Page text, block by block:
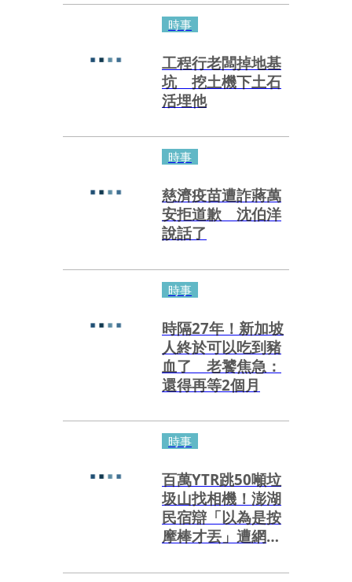
時事
工程行老闆掉地基
坑 挖土機下土石
活埋他
時事
慈濟疫苗遭詐蔣萬
安拒道歉 沈伯洋
說話了
時事
時隔27年！新加坡
人終於可以吃到豬
血了 老饕焦急：
還得再等2個月
時事
百萬YTR跳50噸垃
圾山找相機！澎湖
民宿辯「以為是按
摩棒才丟」遭網砲